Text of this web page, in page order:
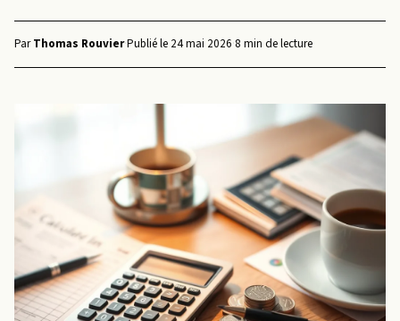
ParThomas Rouvier·Publié le 24 mai 2026·8 min de lecture